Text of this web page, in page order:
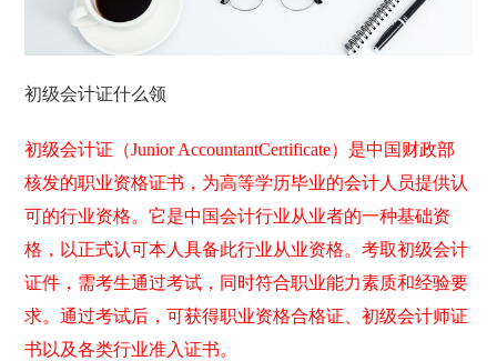
初级会计证什么领
初级会计证（Junior AccountantCertificate）是中国财政部
核发的职业资格证书，为高等学历毕业的会计人员提供认
可的行业资格。它是中国会计行业从业者的一种基础资
格，以正式认可本人具备此行业从业资格。考取初级会计
证件，需考生通过考试，同时符合职业能力素质和经验要
求。通过考试后，可获得职业资格合格证、初级会计师证
书以及各类行业准入证书。